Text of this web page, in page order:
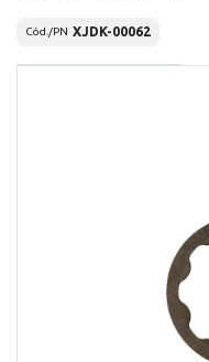
Cód./PN XJDK-00062